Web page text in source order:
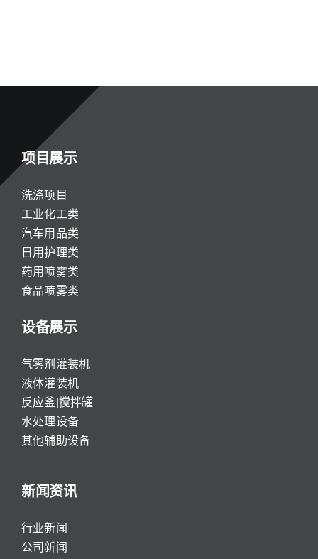
项目展示
洗涤项目
工业化工类
汽车用品类
日用护理类
药用喷雾类
食品喷雾类
设备展示
气雾剂灌装机
液体灌装机
反应釜|搅拌罐
水处理设备
其他辅助设备
新闻资讯
行业新闻
公司新闻